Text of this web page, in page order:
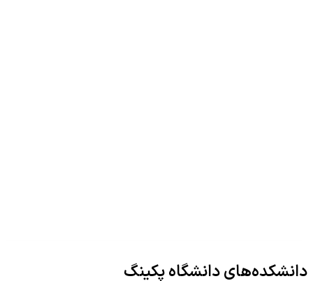
دانشکده‌های دانشگاه پکینگ